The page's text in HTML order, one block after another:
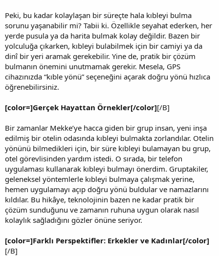
Peki, bu kadar kolaylaşan bir süreçte hala kıbleyi bulma
sorunu yaşanabilir mi? Tabii ki. Özellikle seyahat ederken, her
yerde pusula ya da harita bulmak kolay değildir. Bazen bir
yolculuğa çıkarken, kıbleyi bulabilmek için bir camiyi ya da
dinî bir yeri aramak gerekebilir. Yine de, pratik bir çözüm
bulmanın önemini unutmamak gerekir. Mesela, GPS
cihazınızda “kıble yönü” seçeneğini açarak doğru yönü hızlıca
öğrenebilirsiniz.
[color=]Gerçek Hayattan Örnekler[/color][/B]
Bir zamanlar Mekke’ye hacca giden bir grup insan, yeni inşa
edilmiş bir otelin odasında kıbleyi bulmakta zorlandılar. Otelin
yönünü bilmedikleri için, bir süre kıbleyi bulamayan bu grup,
otel görevlisinden yardım istedi. O sırada, bir telefon
uygulaması kullanarak kıbleyi bulmayı önerdim. Gruptakiler,
geleneksel yöntemlerle kıbleyi bulmaya çalışmak yerine,
hemen uygulamayı açıp doğru yönü buldular ve namazlarını
kıldılar. Bu hikâye, teknolojinin bazen ne kadar pratik bir
çözüm sunduğunu ve zamanın ruhuna uygun olarak nasıl
kolaylık sağladığını gözler önüne seriyor.
[color=]Farklı Perspektifler: Erkekler ve Kadınlar[/color]
[/B]